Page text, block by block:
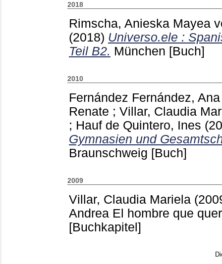
2018
Rimscha, Anieska Mayea
(2018) Universo.ele :
Teil B2. München [Buch]
2010
Fernández Fernández, Ana
Renate ; Villar, Claudia
; Hauf de Quintero, Ines
Gymnasien und
Braunschweig [Buch]
2009
Villar, Claudia Mariela
Andrea El hombre que
[Buchkapitel]